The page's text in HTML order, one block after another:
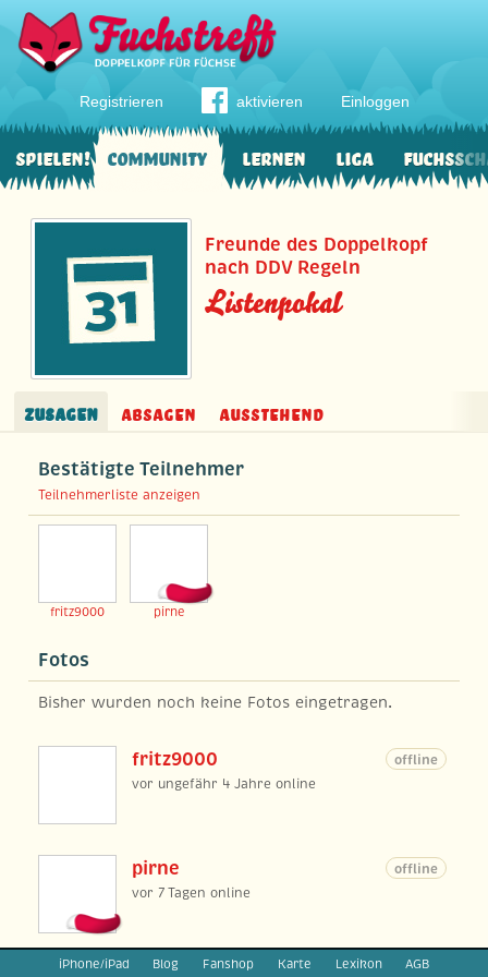
Registrieren aktivieren Einloggen
Community Lernen Liga
Spielen!
Freunde des Doppelkopf
nach DDV Regeln
Listenpokal
Zusagen Absagen Ausstehend
Bestätigte Teilnehmer
Teilnehmerliste anzeigen
fritz9000 pirne
Fotos
Bisher wurden noch keine Fotos eingetragen.
fritz9000
offline
vor ungefähr 4 Jahre online
pirne
offline
vor 7 Tagen online
iPhone/iPad Blog Fanshop Karte Lexikon AGB